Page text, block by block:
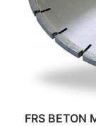
FRS BETON